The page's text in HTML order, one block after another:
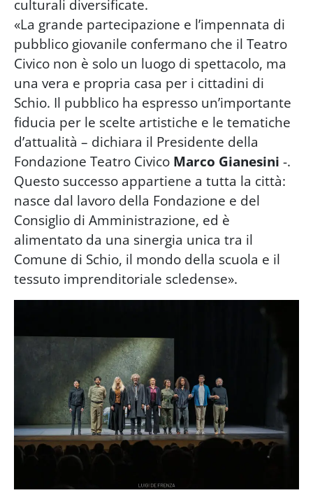
culturali diversificate.
«La grande partecipazione e l’impennata di
pubblico giovanile confermano che il Teatro
Civico non è solo un luogo di spettacolo, ma
una vera e propria casa per i cittadini di
Schio. Il pubblico ha espresso un’importante
fiducia per le scelte artistiche e le tematiche
d’attualità – dichiara il Presidente della
Fondazione Teatro Civico Marco Gianesini -.
Questo successo appartiene a tutta la città:
nasce dal lavoro della Fondazione e del
Consiglio di Amministrazione, ed è
alimentato da una sinergia unica tra il
Comune di Schio, il mondo della scuola e il
tessuto imprenditoriale scledense».